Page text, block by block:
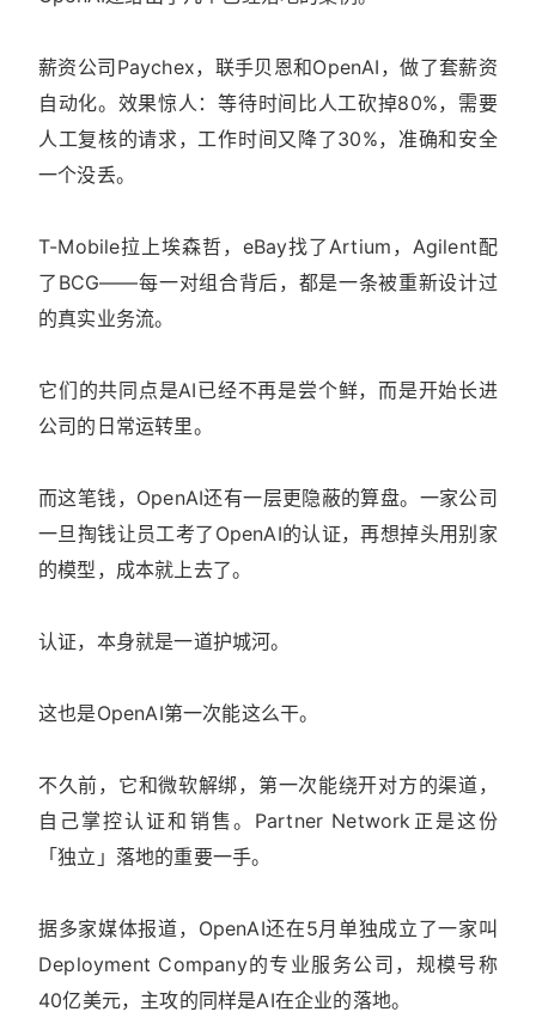
薪资公司Paychex，联手贝恩和OpenAI，做了套薪资
自动化。效果惊人：等待时间比人工砍掉80%，需要
人工复核的请求，工作时间又降了30%，准确和安全
一个没丢。
T-Mobile拉上埃森哲，eBay找了Artium，Agilent配
了BCG——每一对组合背后，都是一条被重新设计过
的真实业务流。
它们的共同点是AI已经不再是尝个鲜，而是开始长进
公司的日常运转里。
而这笔钱，OpenAI还有一层更隐蔽的算盘。一家公司
一旦掏钱让员工考了OpenAI的认证，再想掉头用别家
的模型，成本就上去了。
认证，本身就是一道护城河。
这也是OpenAI第一次能这么干。
不久前，它和微软解绑，第一次能绕开对方的渠道，
自己掌控认证和销售。Partner Network正是这份
「独立」落地的重要一手。
据多家媒体报道，OpenAI还在5月单独成立了一家叫
Deployment Company的专业服务公司，规模号称
40亿美元，主攻的同样是AI在企业的落地。